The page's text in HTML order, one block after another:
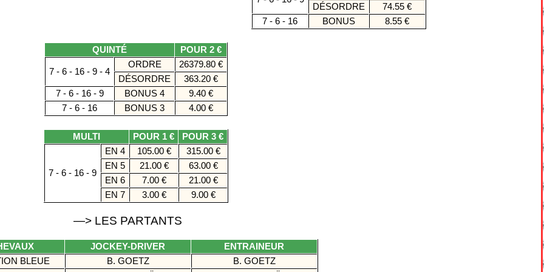
DÉSORDRE
74.55 €
7 - 6 - 16
BONUS 8.55 €
QUINTÉ POUR 2 €
7 - 6 - 16 - 9 - 4
ORDRE
26379.80 €
DÉSORDRE
363.20 €
7 - 6 - 16 - 9
BONUS 4
9.40 €
7 - 6 - 16
BONUS 3 4.00 €
MULTI POUR 1 € POUR 3 €
7 - 6 - 16 - 9
EN 4 105.00 €
315.00 €
EN 5
21.00 €
63.00 €
EN 6
7.00 €
21.00 €
EN 7
3.00 € 9.00 €
—> LES PARTANTS
JOCKEY-DRIVER
ENTRAINEUR
BLEUE B. GOETZ
B. GOETZ